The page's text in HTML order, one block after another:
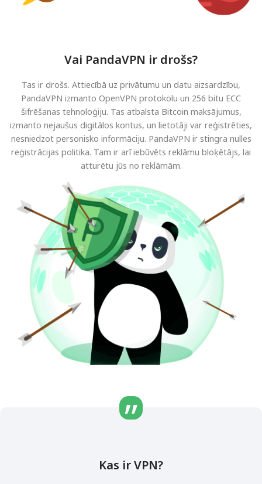
Vai PandaVPN ir drošs?
Tas ir drošs. Attiecībā uz privātumu un datu aizsardzību,
PandaVPN izmanto OpenVPN protokolu un 256 bitu ECC
šifrēšanas tehnoloģiju. Tas atbalsta Bitcoin maksājumus,
izmanto nejaušus digitālos kontus, un lietotāji var reģistrēties,
nesniedzot personisko informāciju. PandaVPN ir stingra nulles
reģistrācijas politika. Tam ir arī iebūvēts reklāmu bloķētājs, lai
atturētu jūs no reklāmām.
Kas ir VPN?